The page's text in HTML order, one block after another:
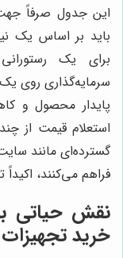
این جدول صرفاً
باید بر اساس یک
برای یک
سرمایه‌گذاری روی
پایدار محصول و
استعلام قیمت از
گسترده‌ای مانند
فراهم می‌کنند،
نقش حیاتی
خرید تجهیزات